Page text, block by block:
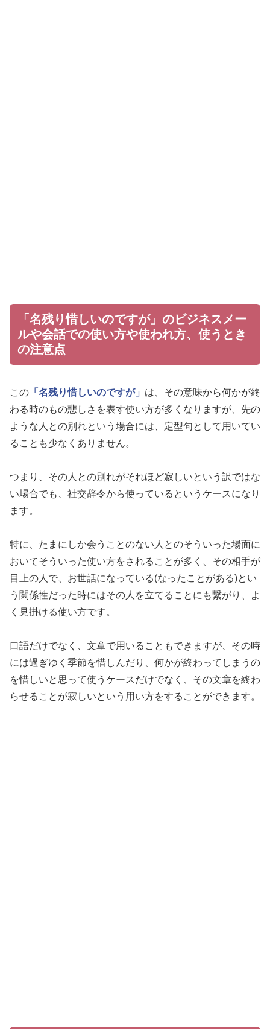
「名残り惜しいのですが」のビジネスメー
ルや会話での使い方や使われ方、使うとき
の注意点
この 「名残り惜しいのですが」 は、その意味から何かが終
わる時のもの悲しさを表す使い方が多くなりますが、先の
ような人との別れという場合には、定型句として用いてい
ることも少なくありません。
つまり、その人との別れがそれほど寂しいという訳ではな
い場合でも、社交辞令から使っているというケースになり
ます。
特に、たまにしか会うことのない人とのそういった場面に
おいてそういった使い方をされることが多く、その相手が
目上の人で、お世話になっている(なったことがある)とい
う関係性だった時にはその人を立てることにも繋がり、よ
く見掛ける使い方です。
口語だけでなく、文章で用いることもできますが、その時
には過ぎゆく季節を惜しんだり、何かが終わってしまうの
を惜しいと思って使うケースだけでなく、その文章を終わ
らせることが寂しいという用い方をすることができます。